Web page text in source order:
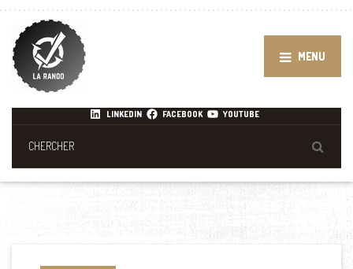
MENU
LINKEDIN FACEBOOK YOUTUBE